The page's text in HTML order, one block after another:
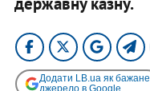
Додати LB.ua як бажане
джерело в Google